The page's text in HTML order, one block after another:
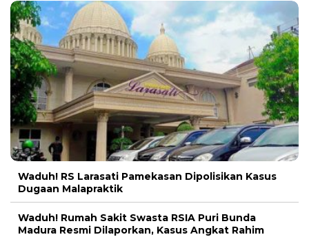
Waduh! RS Larasati Pamekasan Dipolisikan Kasus
Dugaan Malapraktik
Waduh! Rumah Sakit Swasta RSIA Puri Bunda
Madura Resmi Dilaporkan, Kasus Angkat Rahim